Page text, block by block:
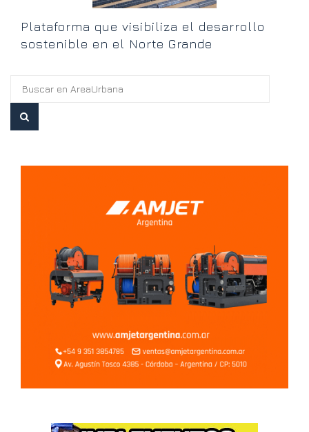
Plataforma que visibiliza el desarrollo
sostenible en el Norte Grande